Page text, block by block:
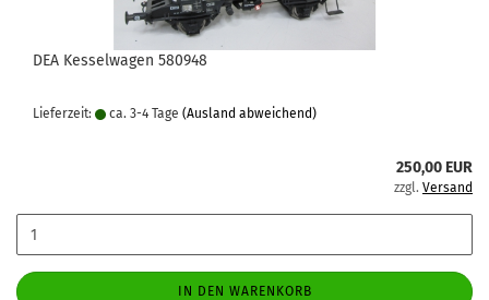
DEA Kesselwagen 580948
Lieferzeit: ca. 3-4 Tage (Ausland abweichend)
250,00 EUR
zzgl. Versand
IN DEN WARENKORB